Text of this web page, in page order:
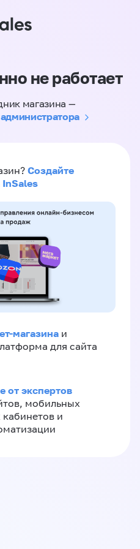
не работает
магазина —
Создайте
InSales
магазина и
для сайта
от экспертов
мобильных
и